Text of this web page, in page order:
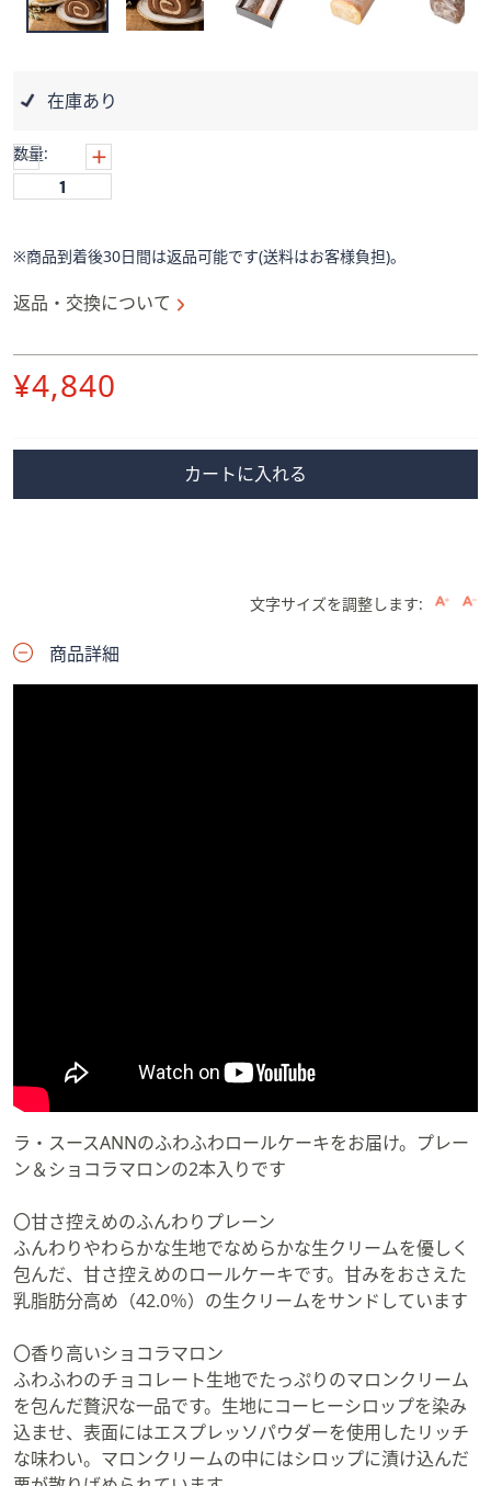
ス
ワ
プ
て
閲
覧
き
す。
在庫あり
数量:
※商品到着後30日間は返品可能です(送料はお客様負担)。
返品・交換について
削
¥4,840
カートに入れる
文字サイズを調整します:
商品詳細
ラ・スースANNのふわふわロールケーキをお届け。プレー
ン＆ショコラマロンの2本入りです
〇甘さ控えめのふんわりプレーン
ふんわりやわらかな生地でなめらかな生クリームを優しく
包んだ、甘さ控えめのロールケーキです。甘みをおさえた
乳脂肪分高め（42.0％）の生クリームをサンドしています
〇香り高いショコラマロン
ふわふわのチョコレート生地でたっぷりのマロンクリーム
を包んだ贅沢な一品です。生地にコーヒーシロップを染み
込ませ、表面にはエスプレッソパウダーを使用したリッチ
な味わい。マロンクリームの中にはシロップに漬け込んだ